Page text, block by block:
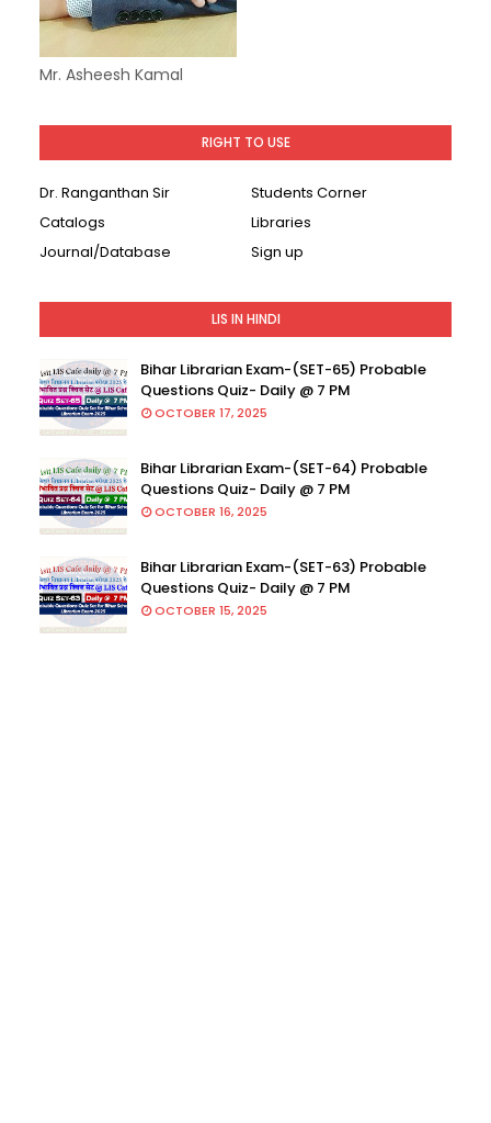
Mr. Asheesh Kamal
RIGHT TO USE
Dr. Ranganthan Sir
Students Corner
Catalogs
Libraries
Journal/Database
Sign up
LIS IN HINDI
Bihar Librarian Exam-(SET-65) Probable
Questions Quiz- Daily @ 7 PM
OCTOBER 17, 2025
Bihar Librarian Exam-(SET-64) Probable
Questions Quiz- Daily @ 7 PM
OCTOBER 16, 2025
Bihar Librarian Exam-(SET-63) Probable
Questions Quiz- Daily @ 7 PM
OCTOBER 15, 2025